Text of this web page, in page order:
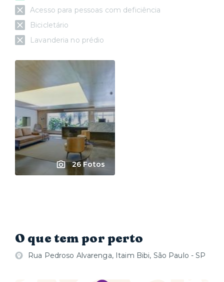
Acesso para pessoas com deficiência
Bicicletário
Lavanderia no prédio
26 Fotos
O que tem por perto
Rua Pedroso Alvarenga, Itaim Bibi, São Paulo - SP